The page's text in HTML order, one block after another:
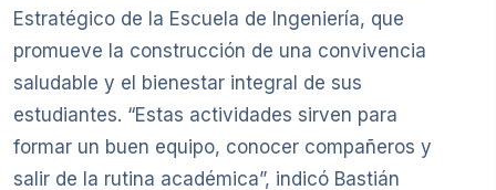
Estratégico de la Escuela de Ingeniería, que
promueve la construcción de una convivencia
saludable y el bienestar integral de sus
estudiantes. “Estas actividades sirven para
formar un buen equipo, conocer compañeros y
salir de la rutina académica”, indicó Bastián